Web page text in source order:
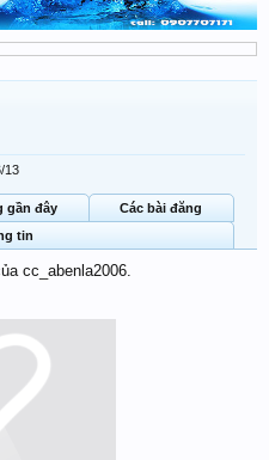
13
gần đây
Các bài đăng
tin
cc_abenla2006.